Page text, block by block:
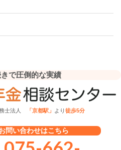
で圧倒的な実績
士法人 「京都駅」 より徒歩5分
問い合わせはこちら